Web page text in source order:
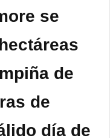
se
de
de
día de